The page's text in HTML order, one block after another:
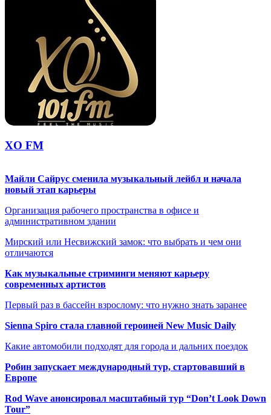
XO FM
Майли Сайрус сменила музыкальный лейбл и начала
новый этап карьеры
Организация рабочего пространства в офисе и
административном здании
Мирский или Несвижский замок: что выбрать и чем они
отличаются
Как музыкальные стриминги меняют карьеру
современных артистов
Первый раз в бассейн взрослому: что нужно знать заранее
Sienna Spiro стала главной героиней New Music Daily
Какие автомобили подходят для города и дальних поездок
Робин запускает международный тур, стартовавший в
Европе
Rod Wave анонсировал масштабный тур “Don’t Look Down
Tour”